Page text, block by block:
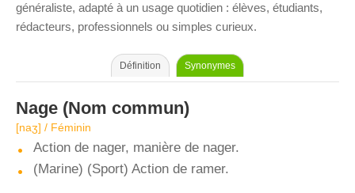
généraliste, adapté à un usage quotidien : élèves, étudiants,
rédacteurs, professionnels ou simples curieux.
Définition Synonymes
Nage (Nom commun)
[naʒ] / Féminin
Action de nager, manière de nager.
(Marine) (Sport) Action de ramer.